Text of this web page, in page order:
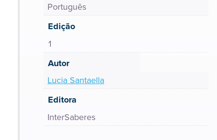
Português
Edição
1
Autor
Lucia Santaella
Editora
InterSaberes